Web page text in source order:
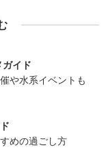
イド
や水系イベントも
めの過ごし方